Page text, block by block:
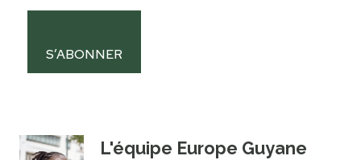
S’ABONNER
L'équipe Europe Guyane